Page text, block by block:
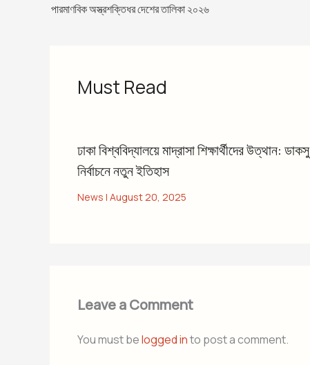
পারমাণবিক অস্ত্রশক্তিধর দেশের তালিকা ২০২৬
Must Read
ঢাকা বিশ্ববিদ্যালয়ে মাদ্রাসা শিক্ষার্থীদের উত্থান: ডাকসু
নির্বাচনে নতুন ইতিহাস
News | August 20, 2025
Leave a Comment
You must belogged into post a comment.